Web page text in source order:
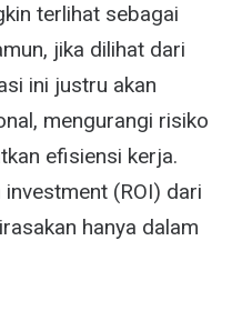
terlihat sebagai
jika dilihat dari
ini justru akan
mengurangi risiko
efisiensi kerja.
(ROI) dari
hanya dalam